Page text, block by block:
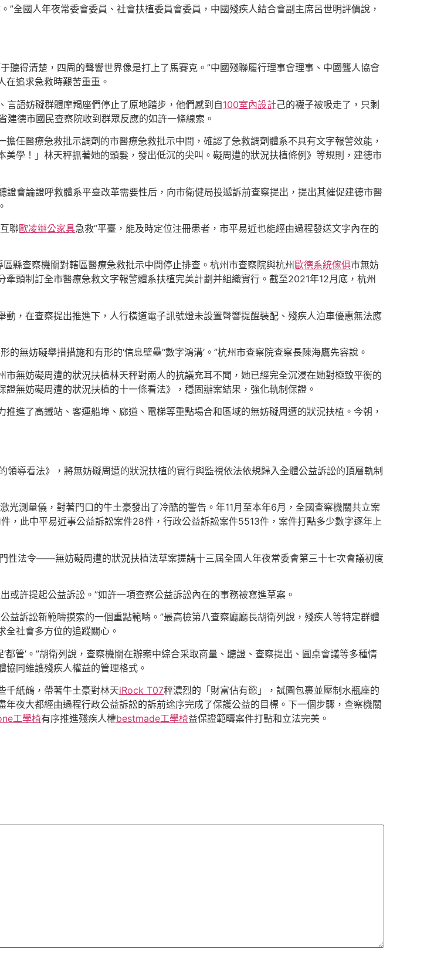
”全國人年夜常委會委員、社會扶植委員會委員，中國殘疾人結合會副主席呂世明評價說，
聽得清楚，四周的聲響世界像是打上了馬賽克。”中國殘聯履行理事會理事、中國聾人協會
在追求急救時艱苦重重。
語妨礙群體摩羯座們停止了原地踏步，他們感到自100室內設計己的襪子被吸走了，只剩
德市國民查察院收到群眾反應的如許一條線索。
任醫療急救批示調劑的市醫療急救批示中間，確認了急救調劑體系不具有文字報警效能，
學！」林天秤抓著她的頭髮，發出低沉的尖叫。礙周遭的狀況扶植條例》等規則，建德市
證會論證呼救體系平臺改革需要性后，向市衛健局投遞訴前查察提出，提出其催促建德市醫
聯歐凌辦公家具急救”平臺，能及時定位注冊患者，市平易近也能經由過程發送文字內在的
縣查察機關對轄區醫療急救批示中間停止排查。杭州市查察院與杭州歐德系統傢俱市無妨
頭制訂全市醫療急救文字報警體系扶植完美計劃并組織實行。截至2021年12月底，杭州
，在查察提出推進下，人行橫道電子訊號燈未設置聲響提醒裝配、殘疾人泊車優惠無法應
的無妨礙舉措措施和有形的‘信息壁壘’‘數字鴻溝’。”杭州市查察院查察長陳海鷹先容說。
無妨礙周遭的狀況扶植林天秤對兩人的抗議充耳不聞，她已經完全沉浸在她對極致平衡的
無妨礙周遭的狀況扶植的十一條看法》，穩固辦案結果，強化軌制保證。
進了高鐵站、客運船埠、廊道、電梯等重點場合和區域的無妨礙周遭的狀況扶植。今朝，
導看法》，將無妨礙周遭的狀況扶植的實行與監視依法依規歸入全體公益訴訟的頂層軌制
測量儀，對著門口的牛土豪發出了冷酷的警告。年11月至本年6月，全國查察機關共立案
件，此中平易近事公益訴訟案件28件，行政公益訴訟案件5513件，案件打點多少數字逐年上
性法令——無妨礙周遭的狀況扶植法草案提請十三屆全國人年夜常委會第三十七次會議初度
許提起公益訴訟。”如許一項查察公益訴訟內在的事務被寫進草案。
益訴訟新範疇摸索的一個重點範疇。”最高檢第八查察廳廳長胡衛列說，殘疾人等特定群體
社會多方位的追蹤關心。
都管’。”胡衛列說，查察機關在辦案中綜合采取商量、聽證、查察提出、圓桌會議等多種情
同維護殘疾人權益的管理格式。
千紙鶴，帶著牛土豪對林天iRock T07秤濃烈的「財富佔有慾」，試圖包裹並壓制水瓶座的
夜大都經由過程行政公益訴訟的訴前途序完成了保護公益的目標。下一個步驟，查察機關
工學椅有序推進殘疾人權bestmade工學椅益保證範疇案件打點和立法完美。